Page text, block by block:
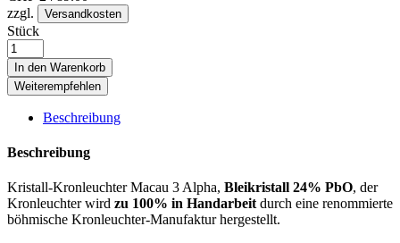
zzgl.
Versandkosten
Stück
In den Warenkorb
Weiterempfehlen
Beschreibung
Beschreibung
Kristall-Kronleuchter Macau 3 Alpha, Bleikristall 24% PbO, der
Kronleuchter wird zu 100% in Handarbeit durch eine renommierte
böhmische Kronleuchter-Manufaktur hergestellt.